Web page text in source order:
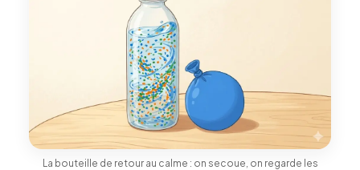
La bouteille de retour au calme : on secoue, on regarde les